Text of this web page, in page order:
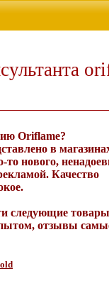
Oriflame?
в
то нового,
Качество
следующие
отзывы